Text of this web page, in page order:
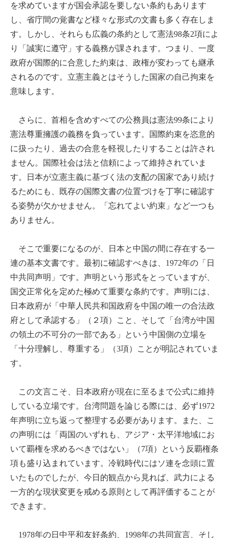
を求めていますが国会承認を要しない条約もあります
し、省庁間の覚書など様々な形式の文書も多く存在しま
す。しかし、それらも広義の条約として憲法98条2項によ
り「誠実に遵守」する義務が課されます。つまり、一度
政府が国際的に合意した約束は、政権が変わっても継承
されるのです。立憲主義とはそうした国家の自己拘束を
意味します。
さらに、首相を含めすべての公務員は憲法99条により
憲法尊重擁護の義務を負っています。国際約束を恣意的
に扱ったり、過去の合意を軽視したりすることは許され
ません。国際社会は法と信頼によって維持されていま
す。日本が立憲主義に基づく法の支配の国家であり続け
るためにも、既存の国際文書の位置づけを丁寧に確認す
る姿勢が欠かせません。「忘れてよい約束」など一つも
ありません。
そこで重要になるのが、日本と中国の間に存在する一
連の基本文書です。最初に確認すべきは、1972年の「日
中共同声明」です。声明という形式をとっていますが、
国交正常化を定めた極めて重要な条約です。声明には、
日本政府が「中華人民共和国政府を中国の唯一の合法政
府として承認する」（２項）こと、そして「台湾が中国
の領土の不可分の一部である」という中国側の立場を
「十分理解し、尊重する」（3項）ことが明記されていま
す。
この文言こそ、日本政府が現在に至るまで公式に維持
している立場です。台湾問題を論じる際には、必ず1972
年声明に立ち返って整理する必要があります。また、こ
の声明には「両国のいずれも、アジア・太平洋地域にお
いて覇権を求めるべきではない」（7項）という反覇権条
項も盛り込まれています。冷戦時代にはソ連を念頭に置
いたものでしたが、今日的観点から見れば、武力による
一方的な現状変更を戒める原則として再評価することが
できます。
1978年の日中平和友好条約、1998年の共同宣言、そし